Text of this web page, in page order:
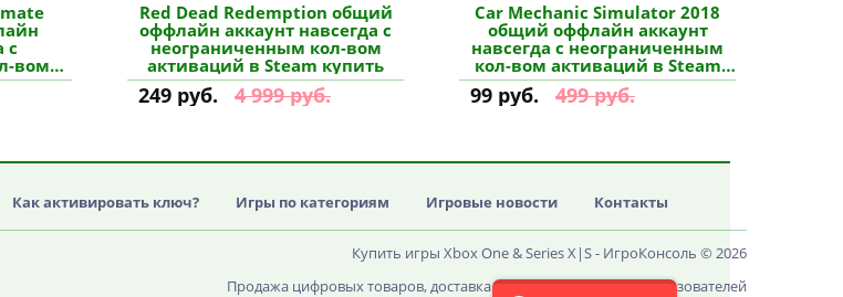
с
вом
Red Dead Redemption общий
оффлайн аккаунт навсегда с
неограниченным кол-вом
активаций в Steam купить
249 руб. 4 999 руб.
Car Mechanic Simulator 2018
общий оффлайн аккаунт
навсегда с неограниченным
кол-вом активаций в Steam
купить
99 руб. 499 руб.
Как активировать ключ? Игры по категориям Игровые новости Контакты
Купить игры Xbox One & Series X|S - ИгроКонсоль © 2026
Продажа цифровых товаров, доставка ключей и поддержка пользователей